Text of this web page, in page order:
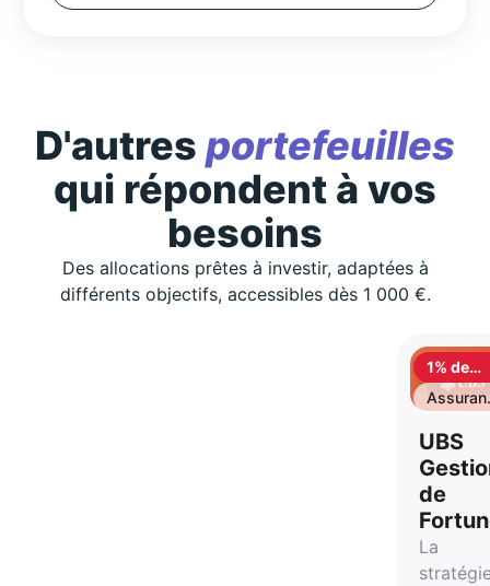
D'autres portefeuilles
qui répondent à vos
besoins
Des allocations prêtes à investir, adaptées à
différents objectifs, accessibles dès 1 000 €.
1% de
UBS
de
La